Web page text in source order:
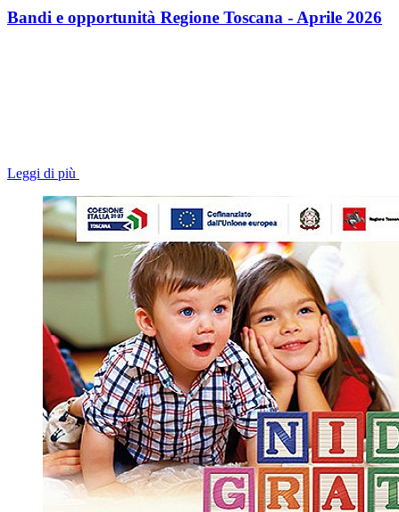
Bandi e opportunità Regione Toscana - Aprile 2026
Leggi di più